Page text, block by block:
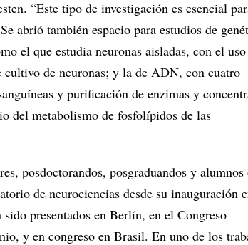
“Este tipo de investigación es esencial
abrió también espacio para estudios de
el que estudia neuronas aisladas, con el
de neuronas; y la de ADN, con cuatro
y purificación de enzimas y
del metabolismo de fosfolípidos de las
posdoctorandos, posgraduandos y alumnos
de neurociencias desde su inauguración
presentados en Berlín, en el Congreso
y en congreso en Brasil. En uno de los